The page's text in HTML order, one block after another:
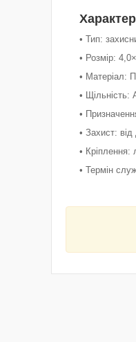
• Тип:
• Розмір:
• Матеріал:
• Щільність:
•
• Захист:
•
• Термін